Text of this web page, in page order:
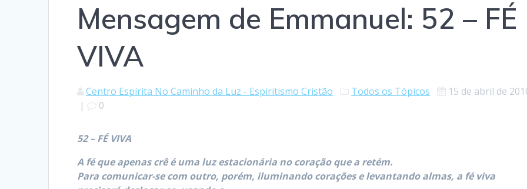
Mensagem de Emmanuel: 52 – FÉ
VIVA
Centro Espírita No Caminho da Luz - Espiritismo Cristão Todos os Tópicos
15 de abril de
|
0
52 – FÉ VIVA
A fé que apenas crê é uma luz estacionária no coração que a retém.
Para comunicar-se com outro, porém, iluminando corações e levantando almas, a fé viva